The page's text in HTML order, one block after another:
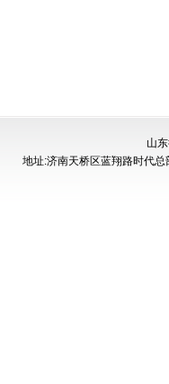
山
地址:济南天桥区蓝翔路时代